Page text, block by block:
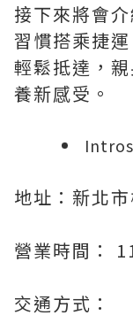
接下來將會
習慣搭乘捷
輕鬆抵達，
養新感受。
地址：新北
營業時間：
交通方式：